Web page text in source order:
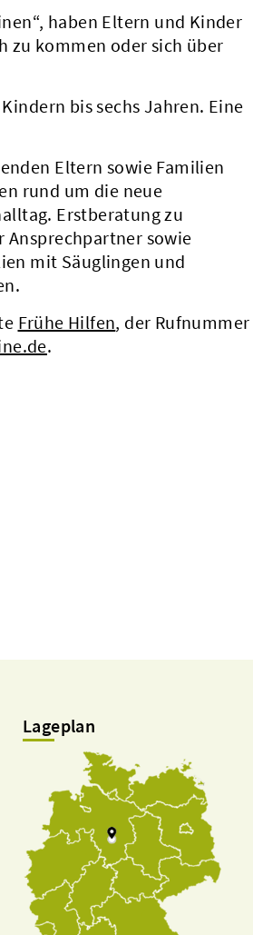
haben Eltern und Kinder
zu kommen oder sich über
bis sechs Jahren. Eine
Eltern sowie Familien
rund um die neue
Erstberatung zu
sowie
mit Säuglingen und
Frühe Hilfen, der Rufnummer
.
Lageplan